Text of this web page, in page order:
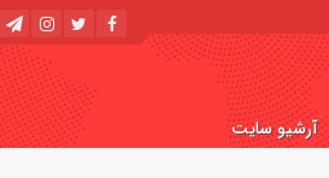
آرشیو سایت